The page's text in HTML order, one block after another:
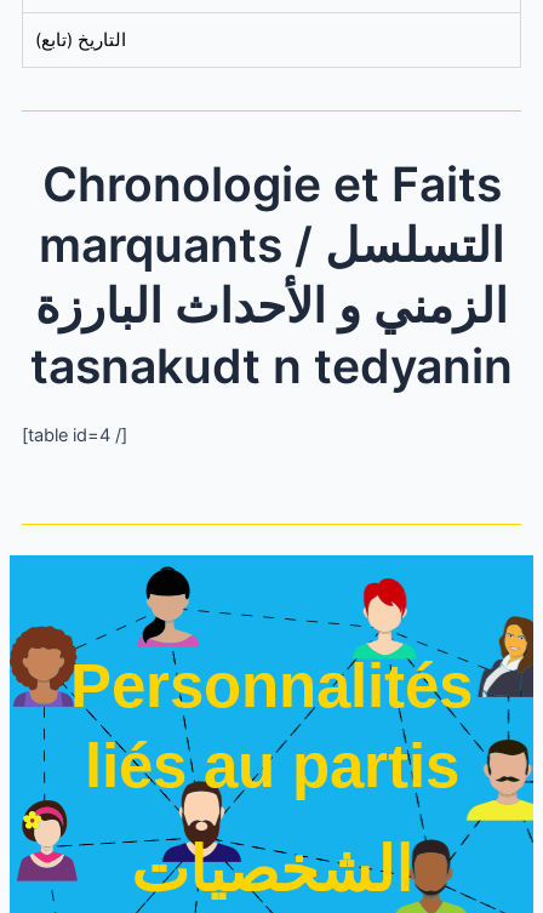
التاريخ (تابع)
Chronologie et Faits
marquants / التسلسل
الزمني و الأحداث البارزة
tasnakudt n tedyanin
[table id=4 /]
Personnalités
liés au partis
الشخصيات